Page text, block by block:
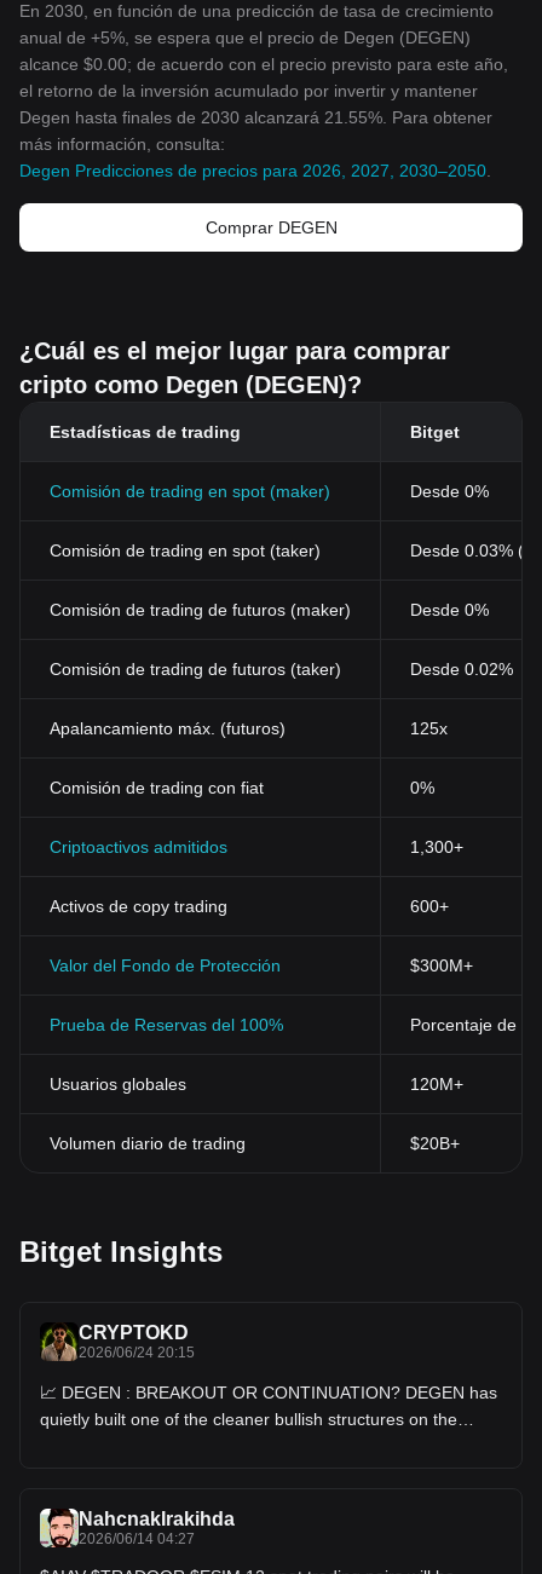
En 2030, en función de una predicción de tasa de crecimiento
anual de +5%, se espera que el precio de Degen (DEGEN)
alcance $0.00; de acuerdo con el precio previsto para este año,
el retorno de la inversión acumulado por invertir y mantener
Degen hasta finales de 2030 alcanzará 21.55%. Para obtener
más información, consulta:
Degen Predicciones de precios para 2026, 2027, 2030–2050
Comprar DEGEN
¿Cuál es el mejor lugar para comprar
cripto como Degen (DEGEN)?
Estadísticas de trading Bitget
Comisión de trading en spot (maker) Desde 0%
Comisión de trading en spot (taker) Desde 0.03%
Comisión de trading de futuros (maker) Desde 0%
Comisión de trading de futuros (taker) Desde 0.02%
Apalancamiento máx. (futuros) 125x
Comisión de trading con fiat 0%
Criptoactivos admitidos 1,300+
Activos de copy trading 600+
Valor del Fondo de Protección $300M+
Prueba de Reservas del 100% Porcentaje de
Usuarios globales 120M+
Volumen diario de trading $20B+
Bitget Insights
CRYPTOKD
2026/06/24 20:15
📈 DEGEN : BREAKOUT OR CONTINUATION? DEGEN has
quietly built one of the cleaner bullish structures on the
TP3: $0.00280 • Invalidation: Below $0.00164 📊 WHAT I'M
WATCHING The most important level right now is $0.00212.
NahcnakIrakihda
2026/06/14 04:27